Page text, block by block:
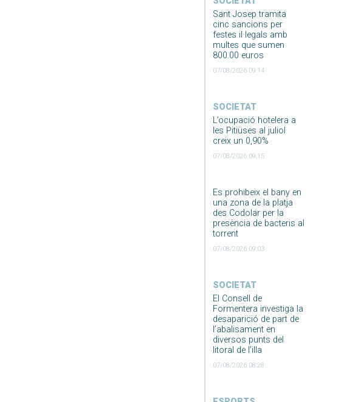
Sant Josep tramita
cinc sancions per
festes il·legals amb
multes que sumen
800.00 euros
07/08/2026 09:14
SOCIETAT
L’ocupació hotelera a
les Pitiüses al juliol
creix un 0,90%
07/08/2026 09:15
Es prohibeix el bany en
una zona de la platja
des Codolar per la
presència de bacteris al
torrent
07/08/2026 09:03
SOCIETAT
El Consell de
Formentera investiga la
desaparició de part de
l’abalisament en
diversos punts del
litoral de l’illa
07/08/2026 08:28